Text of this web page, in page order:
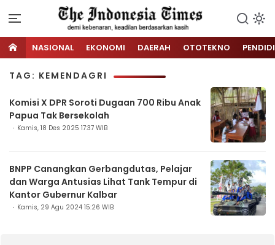
NASIONAL EKONOMI DAERAH OTOTEKNO
TAG: KEMENDAGRI
Komisi X DPR Soroti Dugaan 700 Ribu Anak
Papua Tak Bersekolah
Kamis, 18 Des 2025 17:37 WIB
BNPP Canangkan Gerbangdutas, Pelajar
dan Warga Antusias Lihat Tank Tempur di
Kantor Gubernur Kalbar
Kamis, 29 Agu 2024 15:26 WIB